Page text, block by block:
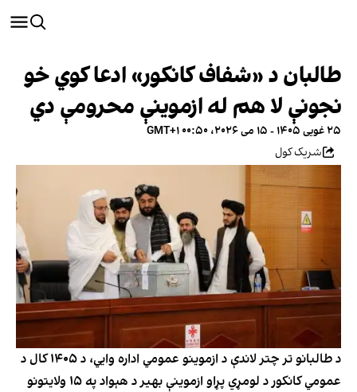
طالبان د «شفاف کانکور» ادعا کوي خو
نجونې لا هم له ازموینې محرومې دي
۲۵ غویی ۱۴۰۵ - ۱۵ می ۲۰۲۶، ۰۰:۵۰ GMT+۱
شریک کول
د طالبانو تر چتر لاندې د ازموینو عمومي اداره وایي، د ۱۴۰۵ کال د
عمومي کانکور د لومړي پړاو ازموینې بهیر د هېواد په ۱۵ ولایتونو